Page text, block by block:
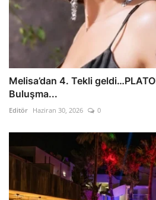
Melisa’dan 4. Tekli
Buluşma...
Editör Haziran 30, 2026 0